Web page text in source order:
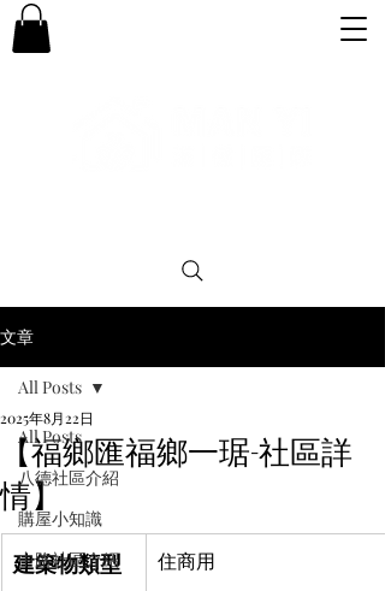
文章
All Posts
八德社區介紹
購屋小知識
中路社區介紹
All Posts
【福鄉匯福鄉一琚-社區詳
情】
2025年8月22日
建築物類型 住商用